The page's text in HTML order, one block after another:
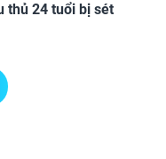
thủ 24 tuổi bị sét